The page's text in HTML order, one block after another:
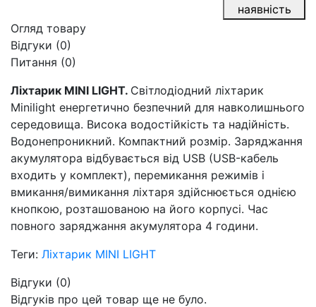
наявність
Огляд товару
Відгуки (0)
Питання (0)
Ліхтарик MINI LIGHT. Світлодіодний ліхтарик
Minilight енергетично безпечний для навколишнього
середовища. Висока водостійкість та надійність.
Водонепроникний. Компактний розмір. Заряджання
акумулятора відбувається від USB (USB-кабель
входить у комплект), перемикання режимів і
вмикання/вимикання ліхтаря здійснюється однією
кнопкою, розташованою на його корпусі. Час
повного заряджання акумулятора 4 години.
Теги: Ліхтарик MINI LIGHT
Відгуки (0)
Відгуків про цей товар ще не було.